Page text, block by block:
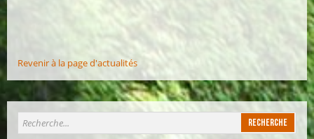
Revenir à la page d'actualités